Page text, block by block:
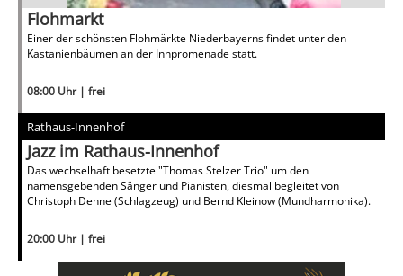
Flohmarkt
Einer der schönsten Flohmärkte Niederbayerns findet unter den
Kastanienbäumen an der Innpromenade statt.
08:00 Uhr | frei
Rathaus-Innenhof
Jazz im Rathaus-Innenhof
Das wechselhaft besetzte "Thomas Stelzer Trio" um den
namensgebenden Sänger und Pianisten, diesmal begleitet von
Christoph Dehne (Schlagzeug) und Bernd Kleinow (Mundharmonika).
20:00 Uhr | frei